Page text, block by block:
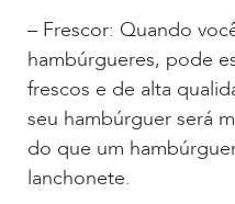
– Frescor: Quando
hambúrgueres, pode
frescos e de alta
seu hambúrguer será
do que um
lanchonete.